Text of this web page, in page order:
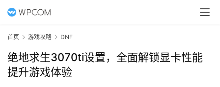
首页 游戏攻略 DNF
绝地求生3070ti设置，全面解锁显卡性能
提升游戏体验